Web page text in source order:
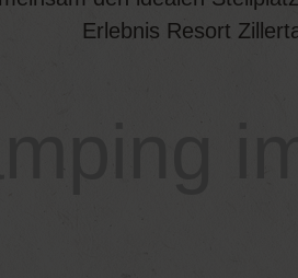
Erlebnis Resort